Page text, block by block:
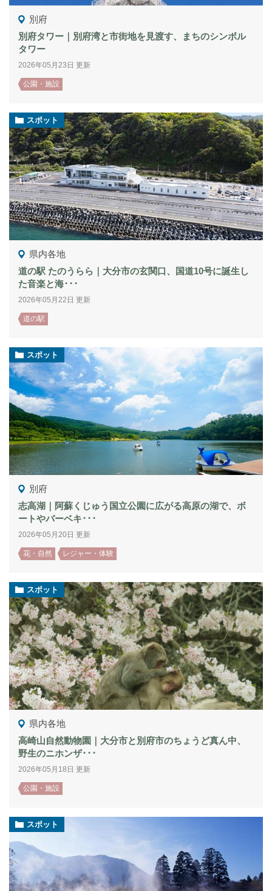
別府
別府タワー｜別府湾と市街地を見渡す、まちのシンボル
タワー
2026年05月23日 更新
公園・施設
スポット
県内各地
道の駅 たのうらら｜大分市の玄関口、国道10号に誕生し
た音楽と海･･･
2026年05月22日 更新
道の駅
スポット
別府
志高湖｜阿蘇くじゅう国立公園に広がる高原の湖で、ボ
ートやバーベキ･･･
2026年05月20日 更新
花・自然 レジャー・体験
スポット
県内各地
高崎山自然動物園｜大分市と別府市のちょうど真ん中、
野生のニホンザ･･･
2026年05月18日 更新
公園・施設
スポット